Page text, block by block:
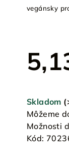
vegánsky
cena:
Skladom
Môžeme
Možnosti
Kód: